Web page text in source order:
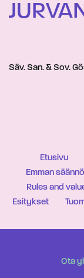
Säv. San. & Sov.
Etusivu
Emman
Rules and
Esitykset
Ota